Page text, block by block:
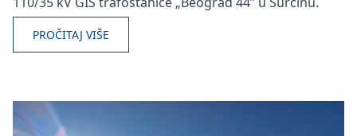
PROČITAJ VIŠE